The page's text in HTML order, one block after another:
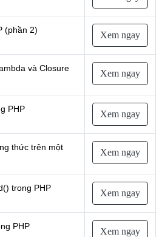
(phần 2) Xem ngay
và Closure
Xem ngay
PHP Xem ngay
thức trên một
Xem ngay
trong PHP Xem ngay
PHP Xem ngay